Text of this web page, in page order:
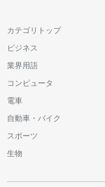
カテゴリトップ
ビジネス
業界用語
コンピュータ
電車
自動車・バイク
スポーツ
生物